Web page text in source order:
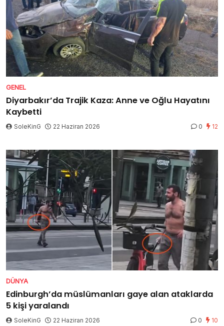
GENEL
Diyarbakır’da Trajik Kaza: Anne ve Oğlu Hayatını
Kaybetti
SoleKinG 22 Haziran 2026 0 12
DÜNYA
Edinburgh’da müslümanları gaye alan ataklarda
5 kişi yaralandı
SoleKinG 22 Haziran 2026 0 10